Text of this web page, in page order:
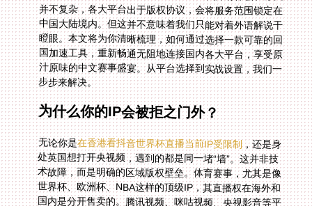
步步来解决。
为什么你的IP会被拒之门外？
无论你是在香港看抖音世界杯直播当前IP受限制，还是身
处英国想打开央视频，遇到的都是同一堵“墙”。这并非技
术故障，而是明确的区域版权壁垒。体育赛事，尤其是像
世界杯、欧洲杯、NBA这样的顶级IP，其直播权在海外和
国内是分开售卖的。腾讯视频、咪咕视频、央视影音等平
台购买的播放权，合约通常规定仅限中国大陆地区用户使
用。因此，平台会通过检测用户的IP地址来执行这一规
定。你的海外IP，就像一张错误地址的通行证，被系统自
动拦截在门外。理解这一点，也就找到了解决问题的钥